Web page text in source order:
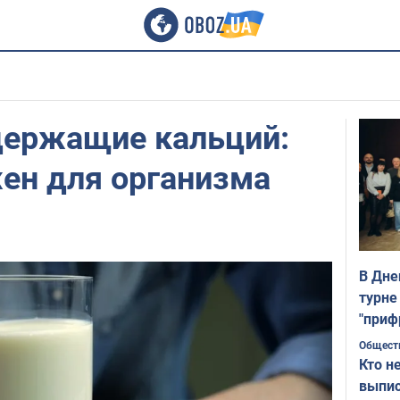
кальций:
для организма
В
Кто